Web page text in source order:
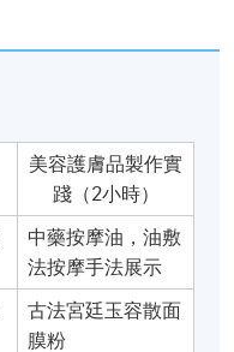
美容護膚品製作實
踐（2小時）
中藥按摩油，油敷
法按摩手法展示
古法宮廷玉容散面
膜粉